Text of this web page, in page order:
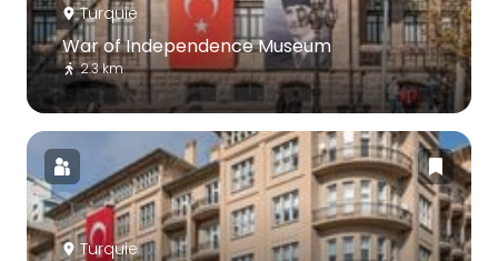
Turquie
War of Independence Museum
2.3 km
Turquie